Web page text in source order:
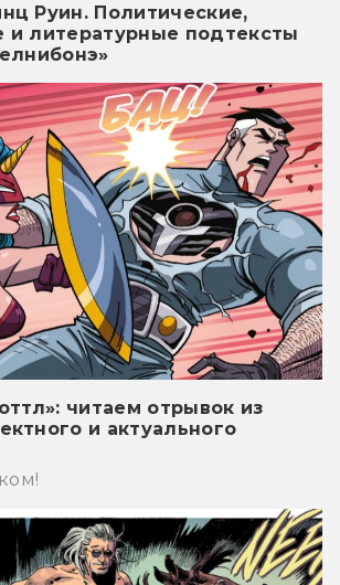
Руин. Политические,
и литературные подтексты
читаем отрывок из
и актуального